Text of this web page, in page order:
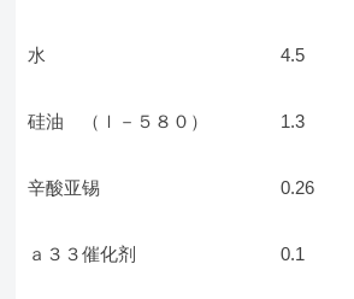
水 4.5
硅油 （ｌ－５８０） 1.3
辛酸亚锡 0.26
ａ３３催化剂 0.1